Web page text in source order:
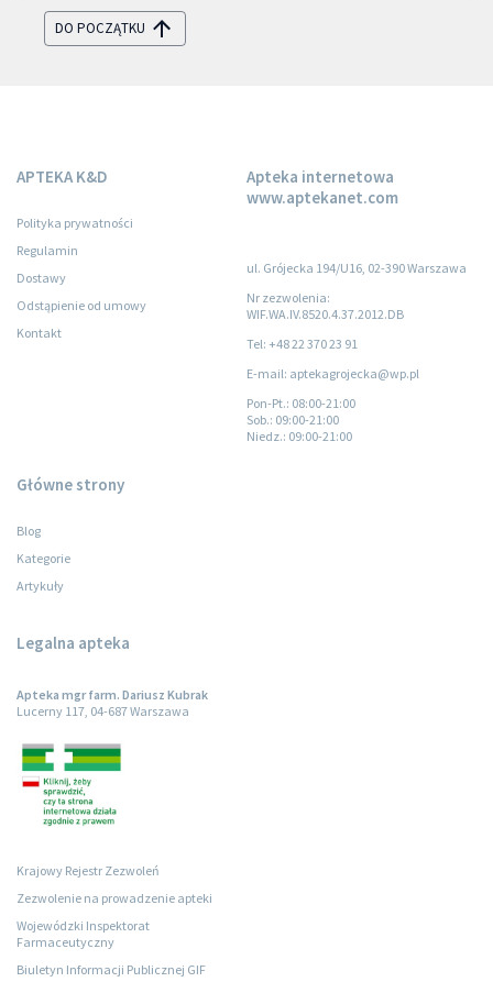
DO POCZĄTKU
APTEKA K&D
Polityka prywatności
Regulamin
Dostawy
Odstąpienie od umowy
Kontakt
Apteka internetowa
www.aptekanet.com
ul. Grójecka 194/U16, 02-390 Warszawa
Nr zezwolenia:
WIF.WA.IV.8520.4.37.2012.DB
Tel: +48 22 370 23 91
E-mail: aptekagrojecka@wp.pl
Pon-Pt.: 08:00-21:00
Sob.: 09:00-21:00
Niedz.: 09:00-21:00
Główne strony
Blog
Kategorie
Artykuły
Legalna apteka
Apteka mgr farm. Dariusz Kubrak
Lucerny 117, 04-687 Warszawa
Krajowy Rejestr Zezwoleń
Zezwolenie na prowadzenie apteki
Wojewódzki Inspektorat
Farmaceutyczny
Biuletyn Informacji Publicznej GIF